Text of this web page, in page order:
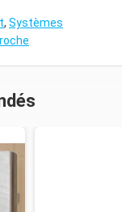
, Systèmes